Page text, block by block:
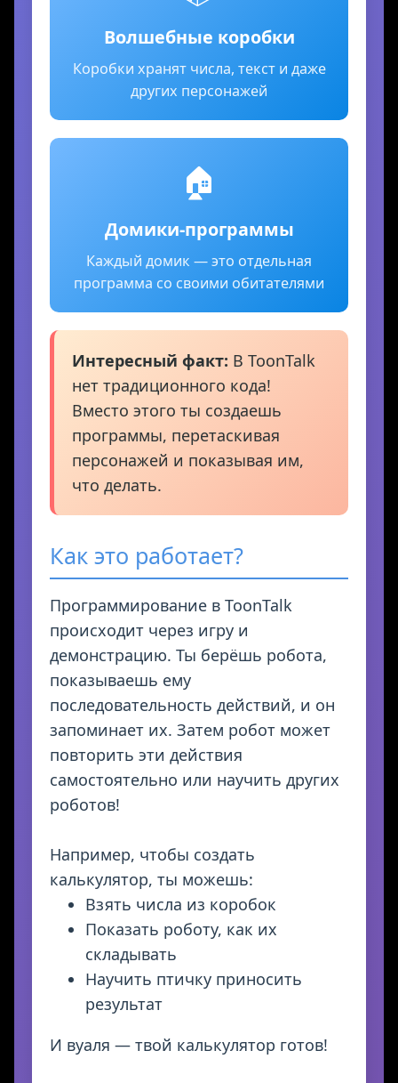
Волшебные коробки
Коробки хранят числа, текст и даже
других персонажей
🏠
Домики-программы
Каждый домик — это отдельная
программа со своими обитателями
Интересный факт: В ToonTalk
нет традиционного кода!
Вместо этого ты создаешь
программы, перетаскивая
персонажей и показывая им,
что делать.
Как это работает?
Программирование в ToonTalk
происходит через игру и
демонстрацию. Ты берёшь робота,
показываешь ему
последовательность действий, и он
запоминает их. Затем робот может
повторить эти действия
самостоятельно или научить других
роботов!
Например, чтобы создать
калькулятор, ты можешь:
Взять числа из коробок
Показать роботу, как их
складывать
Научить птичку приносить
результат
И вуаля — твой калькулятор готов!